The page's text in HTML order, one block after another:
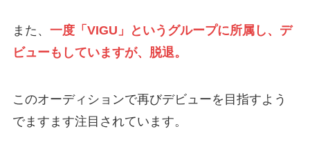
また、 一度「VIGU」というグループに所属し、デ
ビューもしていますが、脱退。
このオーディションで再びデビューを目指すよう
でますます注目されています。